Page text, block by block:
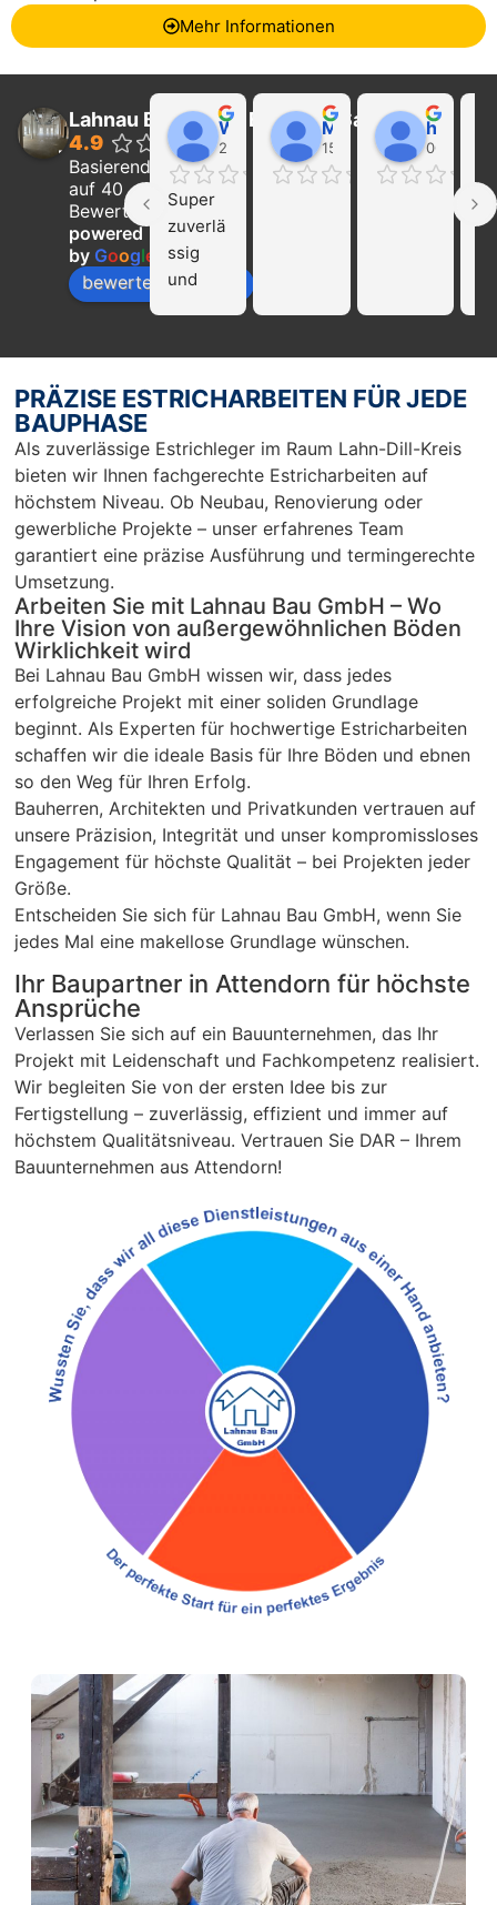
Mehr Informationen
Lahnau Bau GmbH Estrich & Sanierung
4.9
Basierend
auf 40
Bewertungen
powered
by Google
bewerte uns auf
Walter Wider
22:21 01 Feb 24
Super
zuverlä
ssig
und
Nur zu
empfeh
len…
Marcel Becker
15:39 31 Jan 24
hayat Nikolaeva
00:29 16
PRÄZISE ESTRICHARBEITEN FÜR JEDE
BAUPHASE
Als zuverlässige Estrichleger im Raum Lahn-Dill-Kreis
bieten wir Ihnen fachgerechte Estricharbeiten auf
höchstem Niveau. Ob Neubau, Renovierung oder
gewerbliche Projekte – unser erfahrenes Team
garantiert eine präzise Ausführung und termingerechte
Umsetzung.
Arbeiten Sie mit Lahnau Bau GmbH – Wo
Ihre Vision von außergewöhnlichen Böden
Wirklichkeit wird
Bei Lahnau Bau GmbH wissen wir, dass jedes
erfolgreiche Projekt mit einer soliden Grundlage
beginnt. Als Experten für hochwertige Estricharbeiten
schaffen wir die ideale Basis für Ihre Böden und ebnen
so den Weg für Ihren Erfolg.
Bauherren, Architekten und Privatkunden vertrauen auf
unsere Präzision, Integrität und unser kompromissloses
Engagement für höchste Qualität – bei Projekten jeder
Größe.
Entscheiden Sie sich für Lahnau Bau GmbH, wenn Sie
jedes Mal eine makellose Grundlage wünschen.
Ihr Baupartner in Attendorn für höchste
Ansprüche
Verlassen Sie sich auf ein Bauunternehmen, das Ihr
Projekt mit Leidenschaft und Fachkompetenz realisiert.
Wir begleiten Sie von der ersten Idee bis zur
Fertigstellung – zuverlässig, effizient und immer auf
höchstem Qualitätsniveau. Vertrauen Sie DAR – Ihrem
Bauunternehmen aus Attendorn!